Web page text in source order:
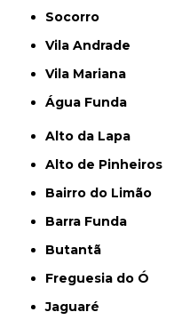
Socorro
Vila Andrade
Vila Mariana
Água Funda
Alto da Lapa
Alto de Pinheiros
Bairro do Limão
Barra Funda
Butantã
Freguesia do Ó
Jaguaré